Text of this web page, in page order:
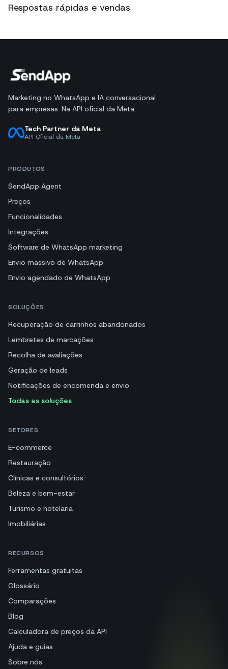
Respostas rápidas e vendas
Marketing no WhatsApp e IA conversacional
para empresas. Na API oficial da Meta.
Tech Partner da Meta
API Oficial da Meta
PRODUTOS
SendApp Agent
Preços
Funcionalidades
Integrações
Software de WhatsApp marketing
Envio massivo de WhatsApp
Envio agendado de WhatsApp
SOLUÇÕES
Recuperação de carrinhos abandonados
Lembretes de marcações
Recolha de avaliações
Geração de leads
Notificações de encomenda e envio
Todas as soluções
SETORES
E-commerce
Restauração
Clínicas e consultórios
Beleza e bem-estar
Turismo e hotelaria
Imobiliárias
RECURSOS
Ferramentas gratuitas
Glossário
Comparações
Blog
Calculadora de preços da API
Ajuda e guias
Sobre nós